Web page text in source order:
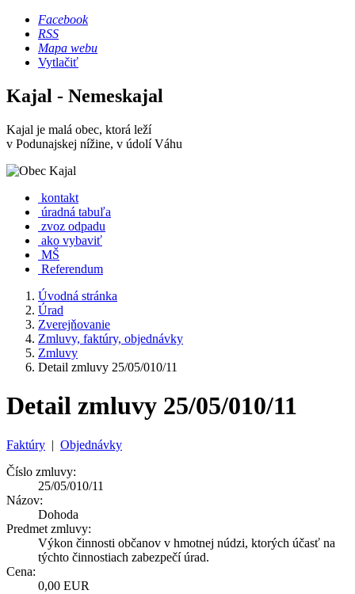
Facebook
RSS
Mapa webu
Vytlačiť
Kajal - Nemeskajal
Kajal je malá obec, ktorá leží
v Podunajskej nížine, v údolí Váhu
kontakt
úradná tabuľa
zvoz odpadu
ako vybaviť
MŠ
Referendum
Úvodná stránka
Úrad
Zverejňovanie
Zmluvy, faktúry, objednávky
Zmluvy
Detail zmluvy 25/05/010/11
Detail zmluvy 25/05/010/11
Faktúry | Objednávky
Číslo zmluvy:
25/05/010/11
Názov:
Dohoda
Predmet zmluvy:
Výkon činnosti občanov v hmotnej núdzi, ktorých účasť na
týchto činnostiach zabezpečí úrad.
Cena:
0,00 EUR